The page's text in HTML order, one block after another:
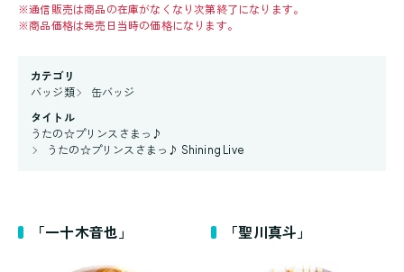
※通信販売は商品の在庫がなくなり次第終了になります。
※商品価格は発売日当時の価格になります。
カテゴリ
バッジ類
缶バッジ
タイトル
うたの☆プリンスさまっ♪
うたの☆プリンスさまっ♪ Shining Live
「一十木音也」 「聖川真斗」